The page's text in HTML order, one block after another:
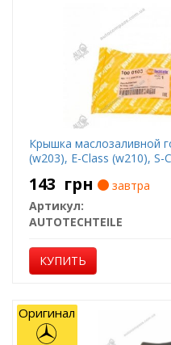
Крышка маслозаливной
(w203), E-Class (w210), S-
143 грн
завтра
Артикул:
AUTOTECHTEILE
КУПИТЬ
Оригинал